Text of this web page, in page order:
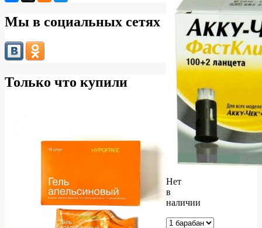
Мы в социальных сетях
Только что купили
Нет
в
наличии